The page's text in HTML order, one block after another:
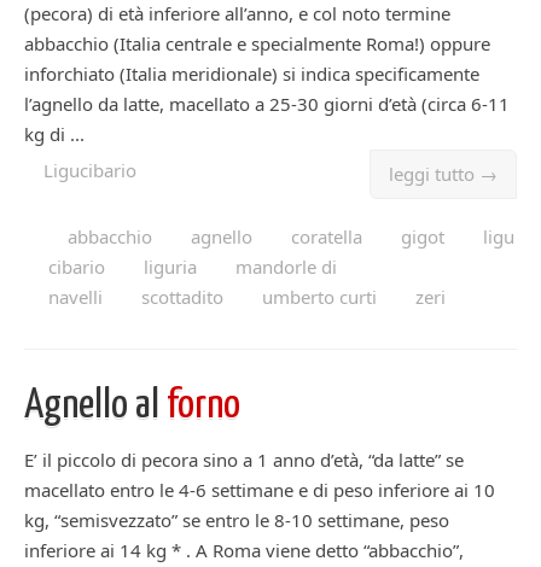
(pecora) di età inferiore all’anno, e col noto termine
abbacchio (Italia centrale e specialmente Roma!) oppure
inforchiato (Italia meridionale) si indica specificamente
l’agnello da latte, macellato a 25-30 giorni d’età (circa 6-11
kg di ...
leggi tutto →
Ligucibario
abbacchio agnello coratella gigot
ligu
cibario
liguria
mandorle di
navelli
scottadito umberto curti zeri
Agnello al forno
E’ il piccolo di pecora sino a 1 anno d’età, “da latte” se
macellato entro le 4-6 settimane e di peso inferiore ai 10
kg, “semisvezzato” se entro le 8-10 settimane, peso
inferiore ai 14 kg * . A Roma viene detto “abbacchio”,